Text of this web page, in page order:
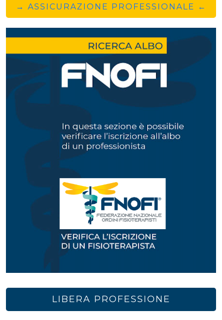
→ ASSICURAZIONE PROFESSIONALE ←
LIBERA PROFESSIONE